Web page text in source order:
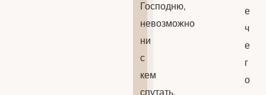
Господню,
невозможно
ни
с
кем
е
ч
е
г
о